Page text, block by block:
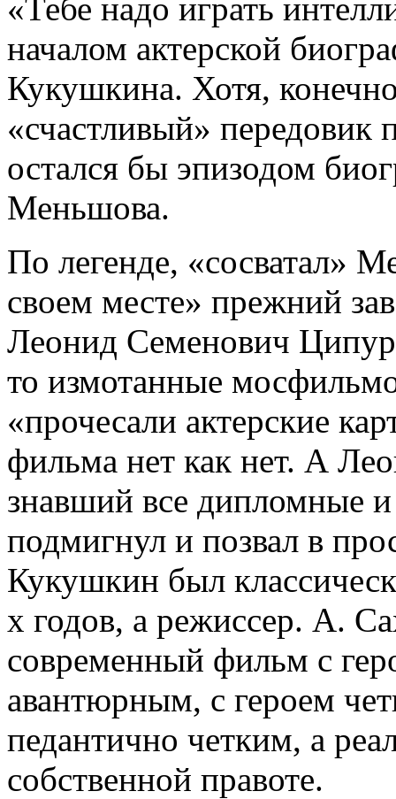
«Тебе надо играть
началом актерской
Кукушкина. Хотя,
«счастливый» передовик
остался бы эпизодом
Меньшова.
По легенде, «сосватал»
своем месте» прежний
Леонид Семенович
то измотанные
«прочесали актерские
фильма нет как нет. А
знавший все дипломные
подмигнул и позвал в
Кукушкин был
х годов, а режиссер. А.
современный фильм с
авантюрным, с героем
педантично четким, а
собственной правоте.